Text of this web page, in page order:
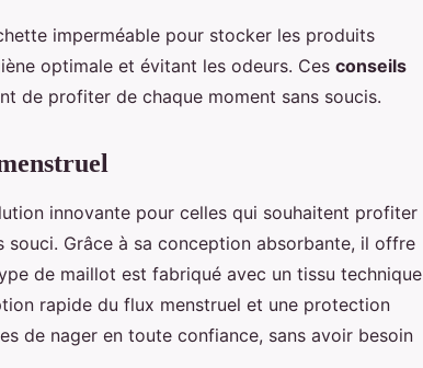
imperméable pour stocker les produits
optimale et évitant les odeurs. Ces conseils
de profiter de chaque moment sans soucis.
innovante pour celles qui souhaitent profiter
souci. Grâce à sa conception absorbante, il offre
de maillot est fabriqué avec un tissu technique
rapide du flux menstruel et une protection
de nager en toute confiance, sans avoir besoin